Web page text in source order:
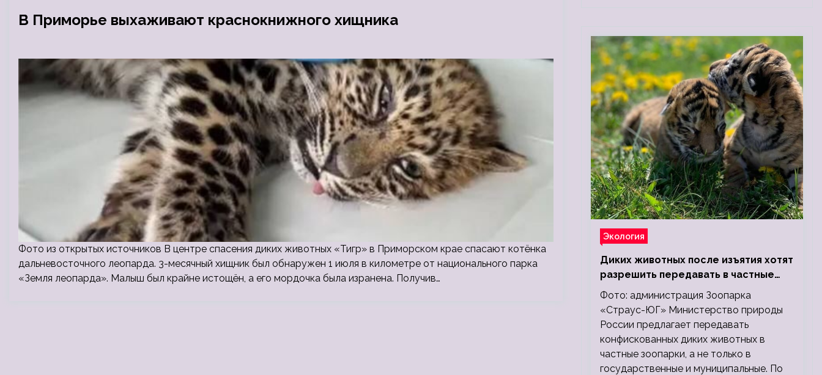
В Приморье выхаживают краснокнижного хищника
Фото из открытых источников В центре спасения диких животных «Тигр» в Приморском крае спасают котёнка
дальневосточного леопарда. 3-месячный хищник был обнаружен 1 июля в километре от национального парка
«Земля леопарда». Малыш был крайне истощён, а его мордочка была изранена. Получив…
Экология
Диких животных после изъятия хотят
разрешить передавать в частные
зоопарки
Фото: администрация Зоопарка
«Страус-ЮГ» Министерство природы
России предлагает передавать
конфискованных диких животных в
частные зоопарки, а не только в
государственные и муниципальные. По